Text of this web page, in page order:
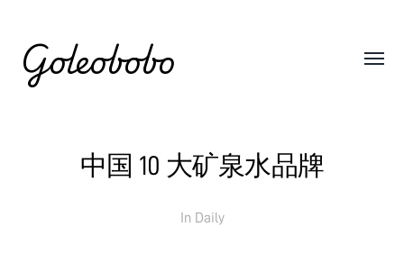
Goleobobo
中国 10 大矿泉水品牌
In Daily